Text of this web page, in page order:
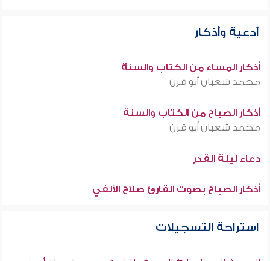
أدعية وأذكار
أذكار المساء من الكتاب والسنة
محمد شعبان أبو قرن
أذكار الصباح من الكتاب والسنة
محمد شعبان أبو قرن
دعاء ليلة القدر
أذكار الصباح بصوت القارئ صلاح الألفي
استراحة التسجيلات